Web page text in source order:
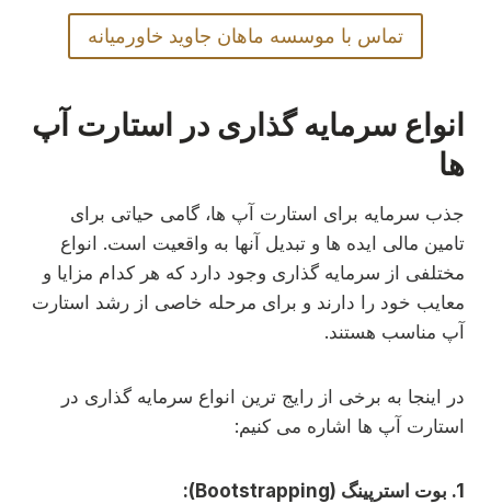
تماس با موسسه ماهان جاوید خاورمیانه
انواع سرمایه گذاری در استارت آپ
ها
جذب سرمایه برای استارت آپ ها، گامی حیاتی برای
تامین مالی ایده ها و تبدیل آنها به واقعیت است. انواع
مختلفی از سرمایه گذاری وجود دارد که هر کدام مزایا و
معایب خود را دارند و برای مرحله خاصی از رشد استارت
آپ مناسب هستند.
در اینجا به برخی از رایج ترین انواع سرمایه گذاری در
استارت آپ ها اشاره می کنیم:
1. بوت استرپینگ (Bootstrapping):